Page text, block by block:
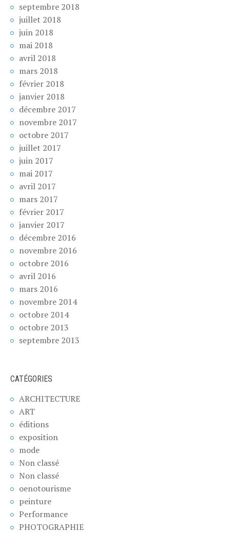
septembre 2018
juillet 2018
juin 2018
mai 2018
avril 2018
mars 2018
février 2018
janvier 2018
décembre 2017
novembre 2017
octobre 2017
juillet 2017
juin 2017
mai 2017
avril 2017
mars 2017
février 2017
janvier 2017
décembre 2016
novembre 2016
octobre 2016
avril 2016
mars 2016
novembre 2014
octobre 2014
octobre 2013
septembre 2013
CATÉGORIES
ARCHITECTURE
ART
éditions
exposition
mode
Non classé
Non classé
oenotourisme
peinture
Performance
PHOTOGRAPHIE